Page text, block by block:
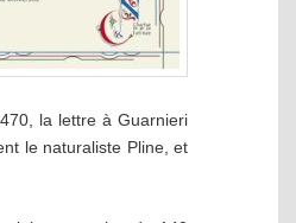
la lettre à Guarnieri
le naturaliste Pline, et